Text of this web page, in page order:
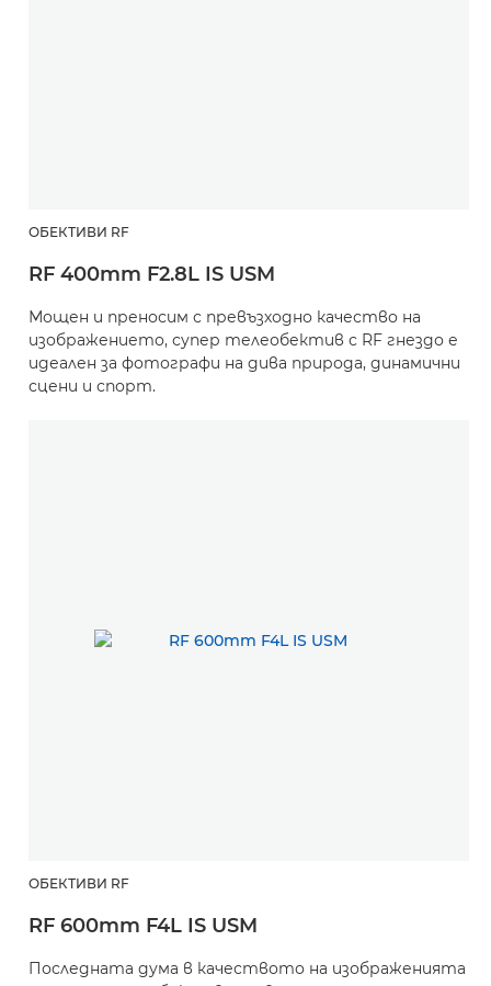
ОБЕКТИВИ RF
RF 400mm F2.8L IS USM
Мощен и преносим с превъзходно качество на
изображението, супер телеобектив с RF гнездо е
идеален за фотографи на дива природа, динамични
сцени и спорт.
ОБЕКТИВИ RF
RF 600mm F4L IS USM
Последната дума в качеството на изображенията